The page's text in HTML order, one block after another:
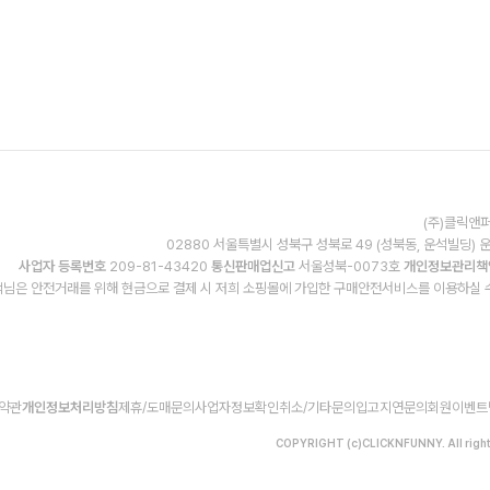
(주)클릭앤
02880 서울특별시 성북구 성북로 49 (성북동, 운석빌딩)
사업자 등록번호 209-81-43420 통신판매업신고 서울성북-0073호 개인정보관리
님은 안전거래를 위해 현금으로 결제 시 저희 소핑몰에 가입한 구매안전서비스를 이용하실
관개인정보처리방침제휴/도매문의 사업자정보확인취소/기타문의 입고지연문의 회원이벤트
COPYRIGHT (c)CLICKNFUNNY. All